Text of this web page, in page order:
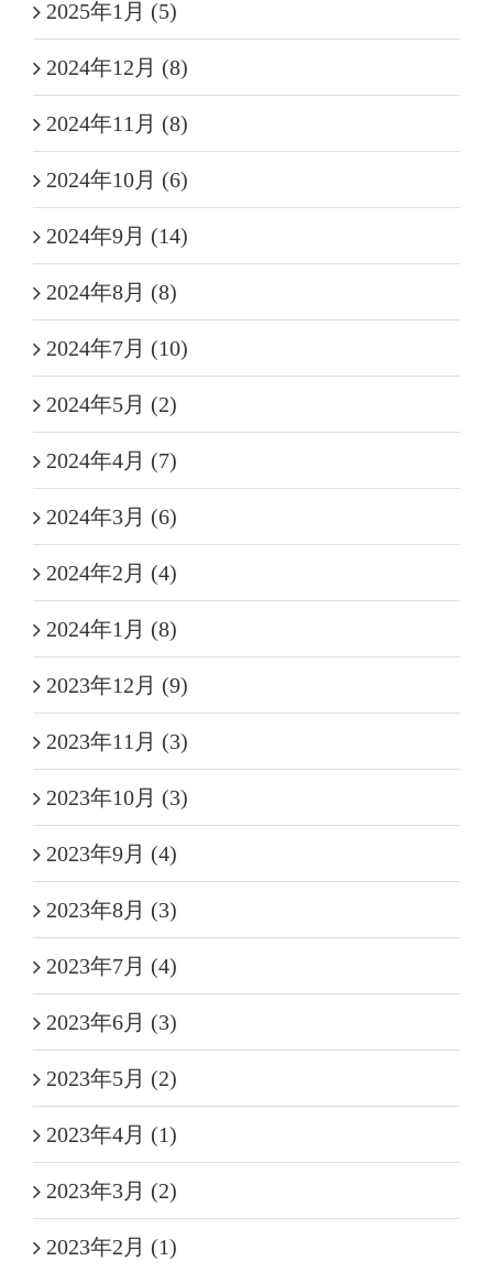
2025年1月 (5)
2024年12月 (8)
2024年11月 (8)
2024年10月 (6)
2024年9月 (14)
2024年8月 (8)
2024年7月 (10)
2024年5月 (2)
2024年4月 (7)
2024年3月 (6)
2024年2月 (4)
2024年1月 (8)
2023年12月 (9)
2023年11月 (3)
2023年10月 (3)
2023年9月 (4)
2023年8月 (3)
2023年7月 (4)
2023年6月 (3)
2023年5月 (2)
2023年4月 (1)
2023年3月 (2)
2023年2月 (1)